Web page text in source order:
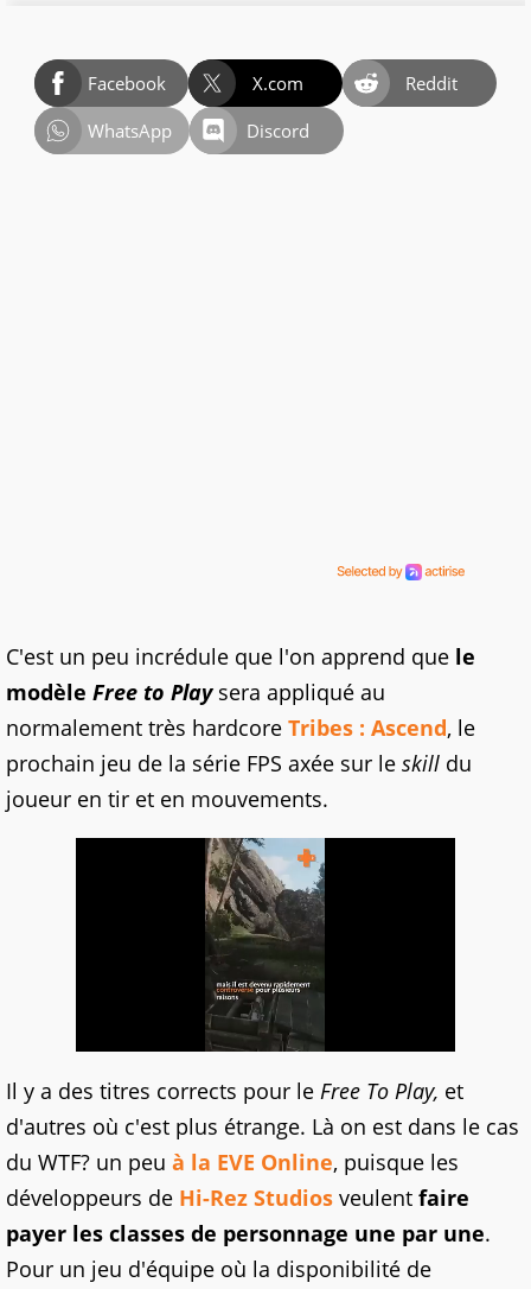
Facebook X.com
Reddit
WhatsApp
Discord
C'est un peu incrédule que l'on apprend que le
modèle Free to Playsera appliqué au
normalement très hardcore Tribes : Ascend, le
prochain jeu de la série FPS axée sur le skill du
joueur en tir et en mouvements.
Il y a des titres corrects pour le Free To Play, et
d'autres où c'est plus étrange. Là on est dans le cas
du WTF? un peu à la EVE Online, puisque les
développeurs de Hi-Rez Studios veulent faire
payer les classes de personnage une par une.
Pour un jeu d'équipe où la disponibilité de